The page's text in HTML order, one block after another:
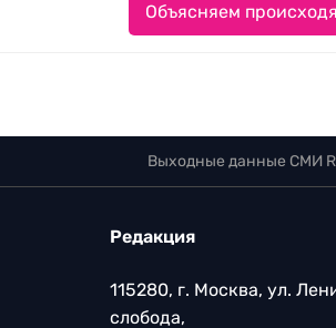
Объясняем
Выходные данные СМИ
Редакция
115280, г. Москва, ул.
слобода,